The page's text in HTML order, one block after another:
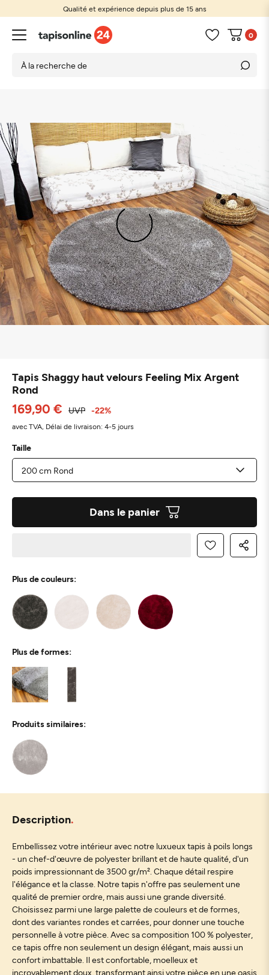
Qualité et expérience depuis plus de 15 ans
0
Tapis Shaggy haut velours Feeling Mix Argent
Rond
169,90 € UVP -22%
avec TVA, Délai de livraison: 4-5 jours
Taille
Dans le panier
Plus de couleurs:
Plus de formes:
Produits similaires:
Description
Embellissez votre intérieur avec notre luxueux tapis à poils longs
- un chef-d'œuvre de polyester brillant et de haute qualité, d'un
poids impressionnant de 3500 gr/m². Chaque détail respire
l'élégance et la classe. Notre tapis n'offre pas seulement une
qualité de premier ordre, mais aussi une grande diversité.
Choisissez parmi une large palette de couleurs et de formes,
dont des variantes rondes et carrées, pour donner une touche
personnelle à votre pièce. Avec sa composition 100 % polyester,
ce tapis offre non seulement un design élégant, mais aussi un
confort imbattable. Il est confortable, moelleux et
incroyablement doux, transformant ainsi votre pièce en une oasis